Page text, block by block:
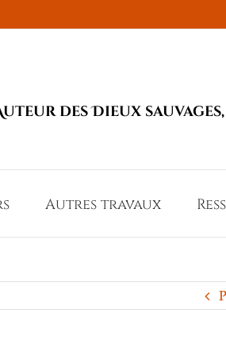
des Dieux
Autres travaux